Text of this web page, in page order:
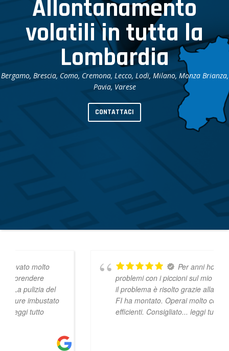
Bergamo, Brescia, Como, Cremona, Lecco, Lodi, Milano, Monza Brianza,
Pavia, Varese
Allontanamento
volatili in tutta la
Lombardia
Bergamo, Brescia, Como, Cremona, Lecco, Lodi, Milano, Monza Brianza,
Pavia, Varese
CONTATTACI
Facile da applicare - Economico - Incruento - Resistente
Per anni ho avuto tanti
problemi con i piccioni sul mio balcone. Ora
il problema è risolto grazie alla rete che SA-
FI ha montato. Operai molto cortesi e
... leggi tutto